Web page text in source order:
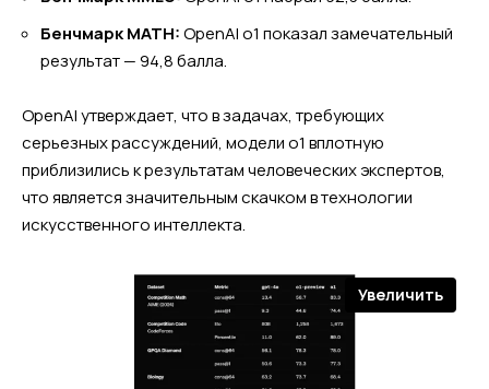
Бенчмарк MATH:OpenAI o1 показал замечательный
результат — 94,8 балла.
OpenAI утверждает, что в задачах, требующих
серьезных рассуждений, модели o1 вплотную
приблизились к результатам человеческих экспертов,
что является значительным скачком в технологии
искусственного интеллекта.
Увеличить